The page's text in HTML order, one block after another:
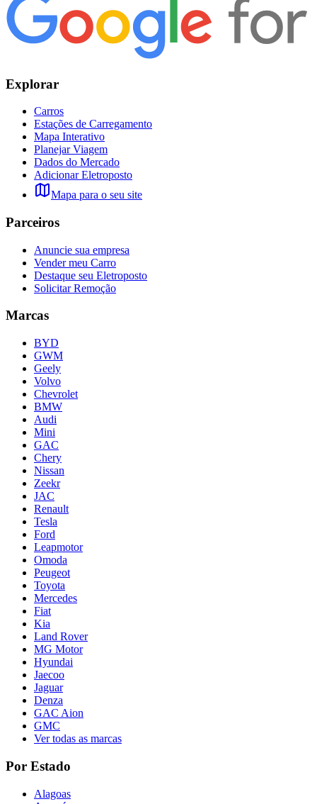
Explorar
Carros
Estações de Carregamento
Mapa Interativo
Planejar Viagem
Dados do Mercado
Adicionar Eletroposto
Mapa para o seu site
Parceiros
Anuncie sua empresa
Vender meu Carro
Destaque seu Eletroposto
Solicitar Remoção
Marcas
BYD
GWM
Geely
Volvo
Chevrolet
BMW
Audi
Mini
GAC
Chery
Nissan
Zeekr
JAC
Renault
Tesla
Ford
Leapmotor
Omoda
Peugeot
Toyota
Mercedes
Fiat
Kia
Land Rover
MG Motor
Hyundai
Jaecoo
Jaguar
Denza
GAC Aion
GMC
Ver todas as marcas
Por Estado
Alagoas